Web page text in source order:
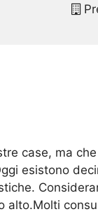
case, ma
esistono